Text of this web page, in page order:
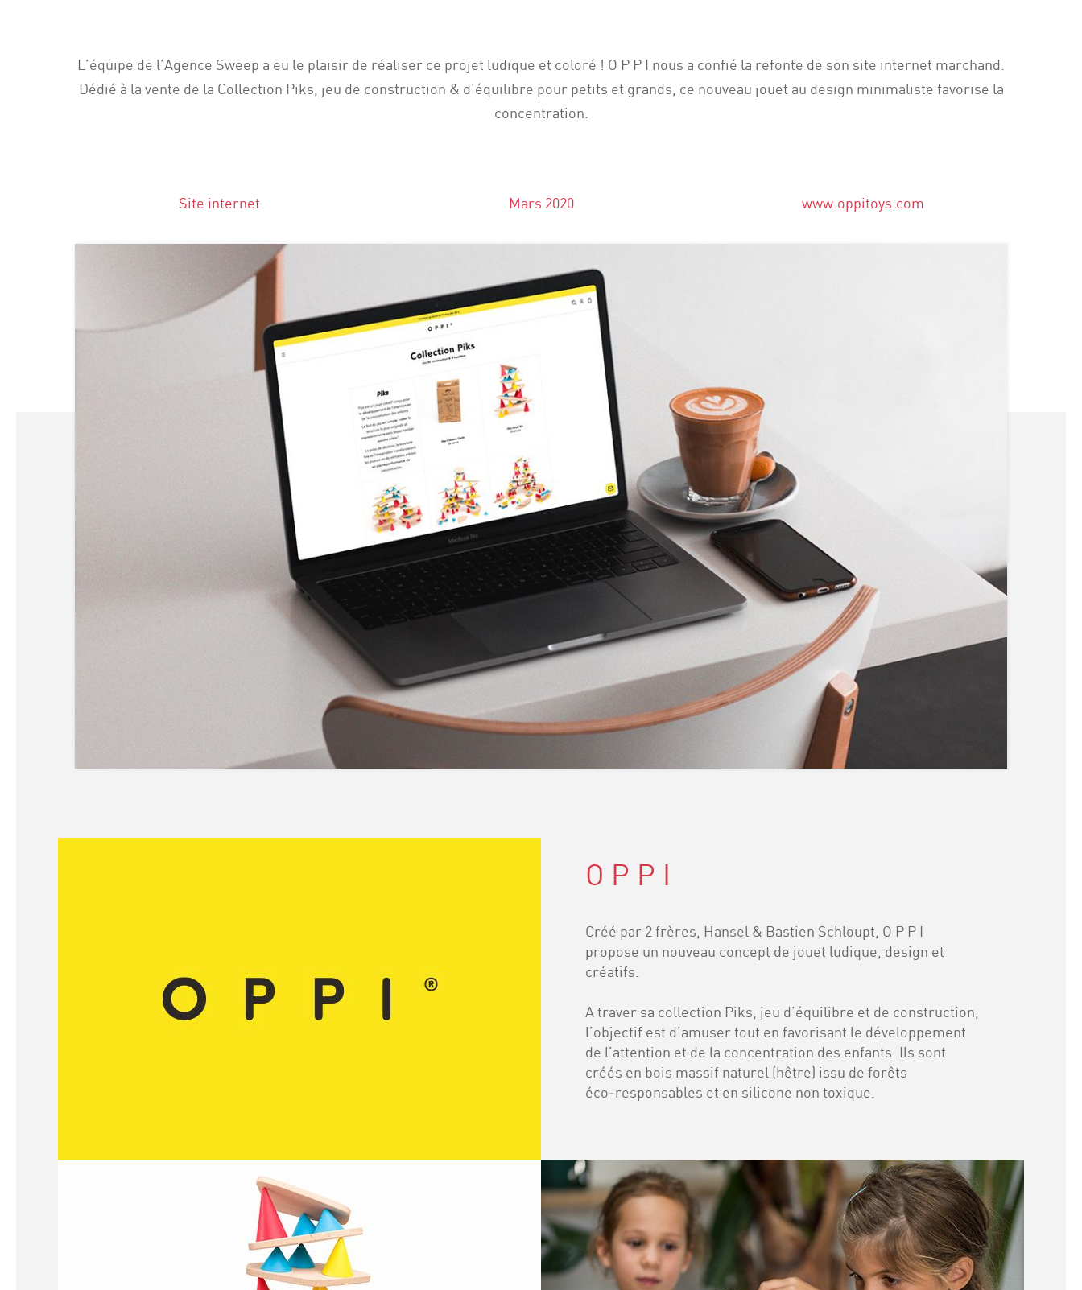
L’équipe de l’Agence Sweep a eu le plaisir de réaliser ce projet ludique et coloré ! O P P I nous a confié la refonte de son site internet marchand.
Dédié à la vente de la Collection Piks, jeu de construction & d’équilibre pour petits et grands, ce nouveau jouet au design minimaliste favorise la
concentration.
Site internet Mars 2020 www.oppitoys.com
O P P I
Créé par 2 frères, Hansel & Bastien Schloupt, O P P I
propose un nouveau concept de jouet ludique, design et
créatifs.
A traver sa collection Piks, jeu d’équilibre et de construction,
l’objectif est d’amuser tout en favorisant le développement
de l’attention et de la concentration des enfants. Ils sont
créés en bois massif naturel (hêtre) issu de forêts
éco‑responsables et en silicone non toxique.